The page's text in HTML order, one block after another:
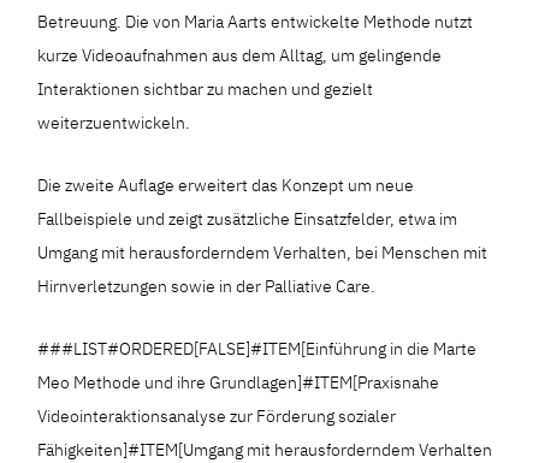
Betreuung. Die von Maria Aarts entwickelte Methode nutzt
kurze Videoaufnahmen aus dem Alltag, um gelingende
Interaktionen sichtbar zu machen und gezielt
weiterzuentwickeln.
Die zweite Auflage erweitert das Konzept um neue
Fallbeispiele und zeigt zusätzliche Einsatzfelder, etwa im
Umgang mit herausforderndem Verhalten, bei Menschen mit
Hirnverletzungen sowie in der Palliative Care.
###LIST#ORDERED[FALSE]#ITEM[Einführung in die Marte
Meo Methode und ihre Grundlagen]#ITEM[Praxisnahe
Videointeraktionsanalyse zur Förderung sozialer
Fähigkeiten]#ITEM[Umgang mit herausforderndem Verhalten